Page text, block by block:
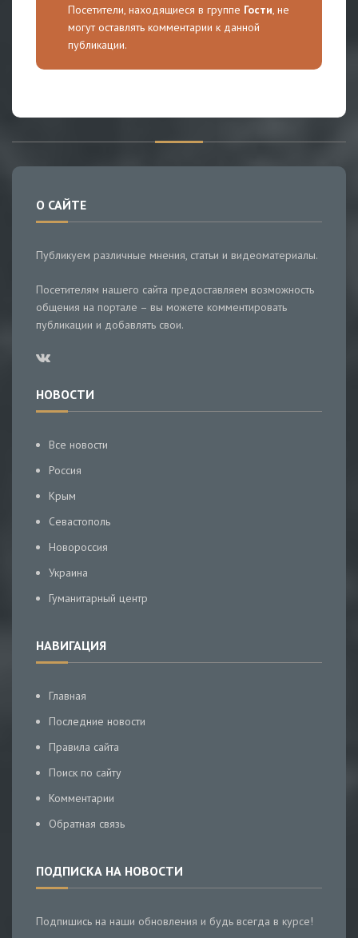
Посетители, находящиеся в группе Гости, не
могут оставлять комментарии к данной
публикации.
О САЙТЕ
Публикуем различные мнения, статьи и видеоматериалы.
Посетителям нашего сайта предоставляем возможность
общения на портале – вы можете комментировать
публикации и добавлять свои.
НОВОСТИ
Все новости
Россия
Крым
Севастополь
Новороссия
Украина
Гуманитарный центр
НАВИГАЦИЯ
Главная
Последние новости
Правила сайта
Поиск по сайту
Комментарии
Обратная связь
ПОДПИСКА НА НОВОСТИ
Подпишись на наши обновления и будь всегда в курсе!